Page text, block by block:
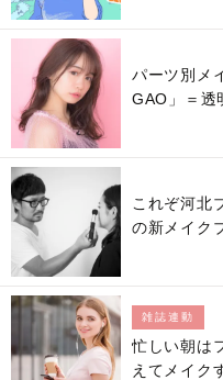
パーツ別メ
GAO」＝
これぞ河北
の新メイク
雑誌連動
忙しい朝は
えてメイク